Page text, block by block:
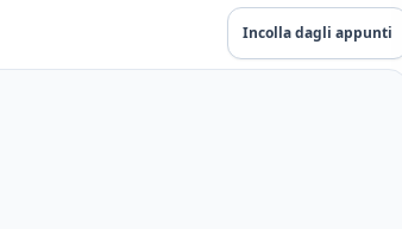
Incolla dagli appunti